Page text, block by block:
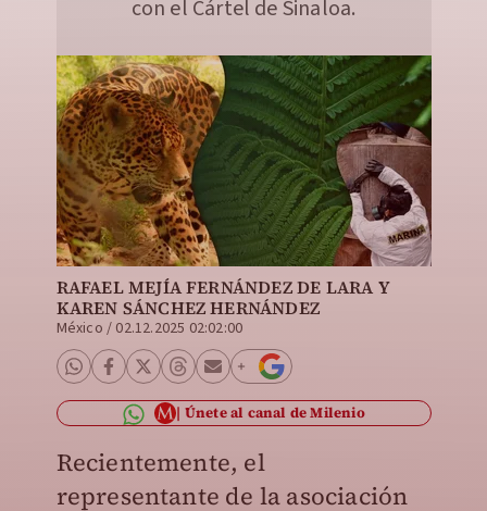
con el Cártel de Sinaloa.
RAFAEL MEJÍA FERNÁNDEZ DE LARA Y
KAREN SÁNCHEZ HERNÁNDEZ
México / 02.12.2025 02:02:00
Únete al canal de Milenio
Recientemente, el
representante de la asociación